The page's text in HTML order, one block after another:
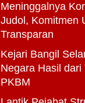
Meninggalnya
Judol, Komitmen
Transparan
Kejari Bangil
Negara Hasil
PKBM